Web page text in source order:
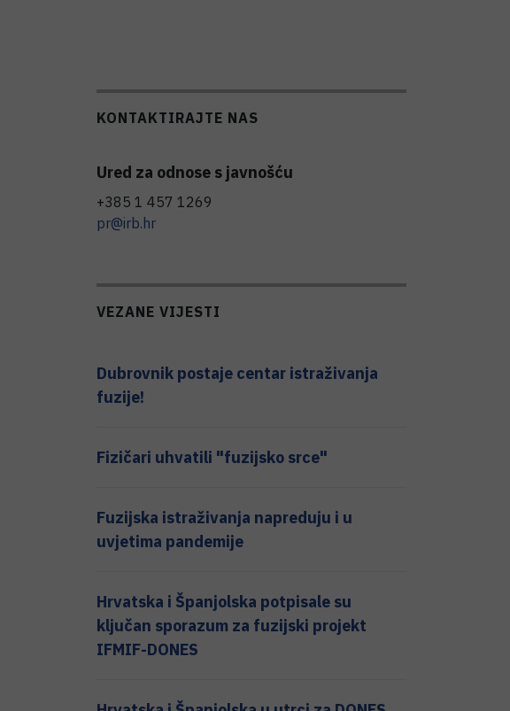
KONTAKTIRAJTE NAS
Ured za odnose s javnošću
+385 1 457 1269
pr@irb.hr
VEZANE VIJESTI
Dubrovnik postaje centar istraživanja
fuzije!
Fizičari uhvatili "fuzijsko srce"
Fuzijska istraživanja napreduju i u
uvjetima pandemije
Hrvatska i Španjolska potpisale su
ključan sporazum za fuzijski projekt
IFMIF-DONES